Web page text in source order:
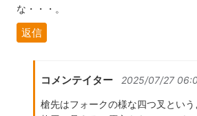
な・・・。
返信
コメンテイター 2025/07/27
槍先はフォークの様な四つ叉とい